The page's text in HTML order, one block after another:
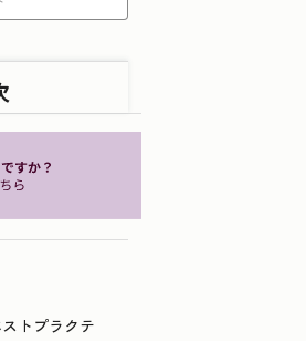
トプラクテ